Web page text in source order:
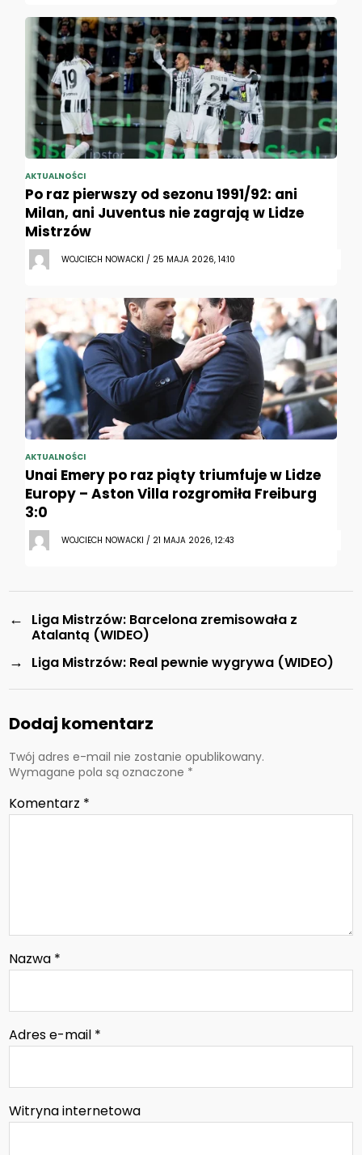
AKTUALNOŚCI
Po raz pierwszy od sezonu 1991/92: ani
Milan, ani Juventus nie zagrają w Lidze
Mistrzów
WOJCIECH NOWACKI / 25 MAJA 2026, 14:10
AKTUALNOŚCI
Unai Emery po raz piąty triumfuje w Lidze
Europy – Aston Villa rozgromiła Freiburg
3:0
WOJCIECH NOWACKI / 21 MAJA 2026, 12:43
←
Liga Mistrzów: Barcelona zremisowała z
Atalantą (WIDEO)
→ Liga Mistrzów: Real pewnie wygrywa (WIDEO)
Dodaj komentarz
Twój adres e-mail nie zostanie opublikowany.
Wymagane pola są oznaczone *
Komentarz *
Nazwa *
Adres e-mail *
Witryna internetowa